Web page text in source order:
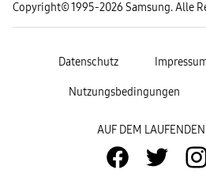
Copyright© 1995-2026 Samsung. Alle
Datenschutz
Nutzungsbedingungen
AUF DEM